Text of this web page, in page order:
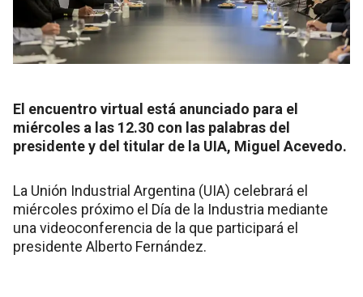
El encuentro virtual está anunciado para el
miércoles a las 12.30 con las palabras del
presidente y del titular de la UIA, Miguel Acevedo.
La Unión Industrial Argentina (UIA) celebrará el
miércoles próximo el Día de la Industria mediante
una videoconferencia de la que participará el
presidente Alberto Fernández.